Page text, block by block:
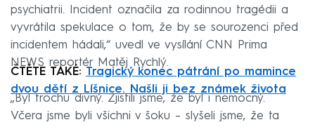
psychiatrii. Incident označila za rodinnou tragédii a
vyvrátila spekulace o tom, že by se sourozenci před
incidentem hádali,“ uvedl ve vysílání CNN Prima
NEWS reportér Matěj Rychlý.
ČTĚTE TAKÉ: Tragický konec pátrání po mamince
dvou dětí z Líšnice. Našli ji bez známek života
„Byl trochu divný. Zjistili jsme, že byl i nemocný.
Včera jsme byli všichni v šoku – slyšeli jsme, že ta